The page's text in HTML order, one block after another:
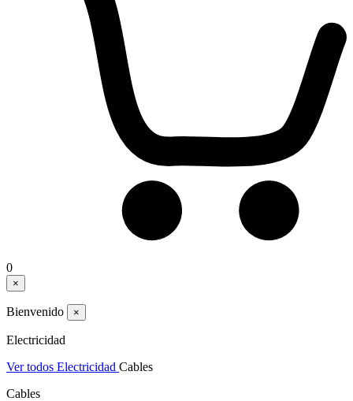
0
×
Bienvenido ×
Electricidad
Ver todos Electricidad Cables
Cables